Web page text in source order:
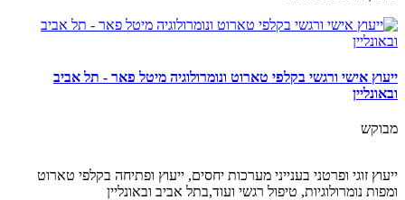
ייעוץ אישי ורגשי בקלפי טארוט ונומרולוגיה מיטל פאר - תל אביב
ובאונליין
מבוקש
ייעוץ זוגי ופרטני בענייני מערכות יחסים, ייעוץ ופתיחה בקלפי טארוט
ומפות נומרולוגיות, טיפול רגשי ועוד,בתל אביב ובאונליין